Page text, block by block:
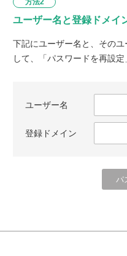
方法2
ユーザー名と登録ドメイ
下記にユーザー名と、その
して、「パスワードを再設定
ユーザー名
登録ドメイン